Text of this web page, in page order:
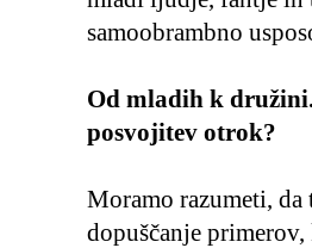
samoobrambno
Od mladih k
posvojitev otrok?
Moramo razumeti, da
dopuščanje